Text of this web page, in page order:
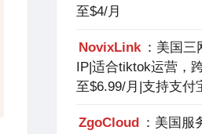
至$4/月
NovixLink ：美国
IP|适合tiktok运营，
至$6.99/月|支持支付
ZgoCloud ：美国服